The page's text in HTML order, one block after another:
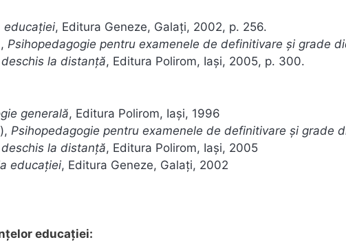
educației, Editura Geneze, Galați, 2002, p. 256.
Psihopedagogie pentru examenele de definitivare și grade
la distanță, Editura Polirom, Iași, 2005, p. 300.
generală, Editura Polirom, Iași, 1996
Psihopedagogie pentru examenele de definitivare și grade
la distanță, Editura Polirom, Iași, 2005
educației, Editura Geneze, Galați, 2002
educației: